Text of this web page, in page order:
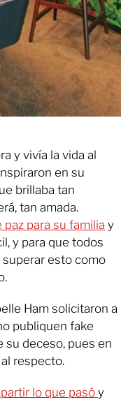
y vivía la vida al
en su
brillaba tan
tan amada.
para su familia y
y para que todos
esto como
Ham solicitaron a
publiquen fake
su deceso, pues en
respecto.
lo que pasó y